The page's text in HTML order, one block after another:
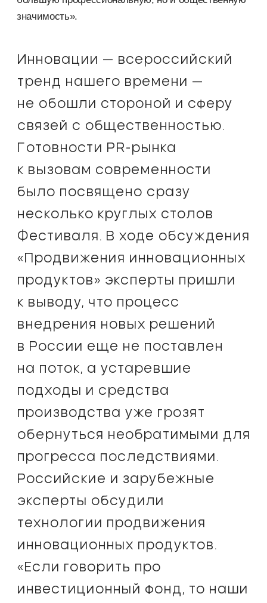
значимость».
Инновации — всероссийский
тренд нашего времени —
не обошли стороной и сферу
связей с общественностью.
Готовности PR-рынка
к вызовам современности
было посвящено сразу
несколько круглых столов
Фестиваля. В ходе обсуждения
«Продвижения инновационных
продуктов» эксперты пришли
к выводу, что процесс
внедрения новых решений
в России еще не поставлен
на поток, а устаревшие
подходы и средства
производства уже грозят
обернуться необратимыми для
прогресса последствиями.
Российские и зарубежные
эксперты обсудили
технологии продвижения
инновационных продуктов.
«Если говорить про
инвестиционный фонд, то наши